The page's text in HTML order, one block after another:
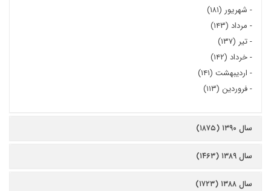
- شهریور (۱۸۱)
- مرداد (۱۴۳)
-تیر (۱۳۷)
-خرداد (۱۴۲)
- اردیبهشت (۱۴۱)
-فروردین (۱۱۳)
سال ۱۳۹۰ (۱۸۷۵)
سال ۱۳۸۹ (۱۴۶۳)
سال ۱۳۸۸ (۱۷۲۳)